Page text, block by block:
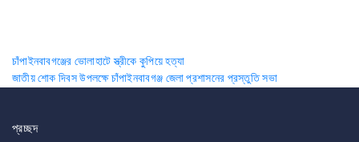
Post
navigation
চাঁপাইনবাবগঞ্জের ভোলাহাটে স্ত্রীকে কুপিয়ে হত্যা
জাতীয় শোক দিবস উপলক্ষে চাঁপাইনবাবগঞ্জ জেলা প্রশাসনের প্রস্তুতি সভা
প্রচ্ছদ